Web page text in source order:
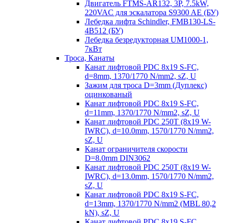
Двигатель FTMS-AR132, 3P, 7.5kW,
220VAC для эскалатора S9300 AE (БУ)
Лебедка лифта Schindler, FMB130-LS-
4B512 (БУ)
Лебедка безредукторная UM1000-1,
7кВт
Троса, Канаты
Канат лифтовой PDC 8x19 S-FC,
d=8mm, 1370/1770 N/mm2, sZ, U
Зажим для троса D=3mm (Дуплекс)
оцинкованый
Канат лифтовой PDC 8x19 S-FC,
d=11mm, 1370/1770 N/mm2, sZ, U
Канат лифтовой PDC 250T (8x19 W-
IWRC), d=10.0mm, 1570/1770 N/mm2,
sZ, U
Канат ограничителя скорости
D=8.0mm DIN3062
Канат лифтовой PDC 250T (8x19 W-
IWRC), d=13.0mm, 1570/1770 N/mm2,
sZ, U
Канат лифтовой PDC 8х19 S-FC,
d=13mm, 1370/1770 N/mm2 (MBL 80,2
kN), sZ, U